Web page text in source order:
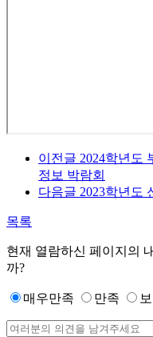
이전글 2024학년도
정보 박람회
다음글 2023학년도
목록
현재 열람하신 페이지의
까?
매우만족 만족